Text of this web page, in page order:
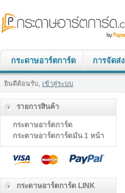
กระดาษอาร์ตการ์ด การจัดส่ง
ยินดีต้อนรับ, เข้าสู่ระบบ
รายการสินค้า
กระดาษอาร์ตการ์ด
กระดาษอาร์ตการ์ดมัน 1 หน้า
กระดาษอาร์ตการ์ด LINK